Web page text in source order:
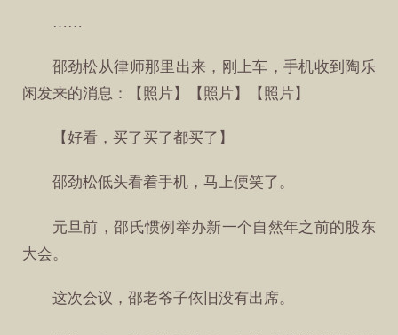
……
邵劲松从律师那里出来，刚上车，手机收到陶乐
闲发来的消息：【照片】【照片】【照片】
【好看，买了买了都买了】
邵劲松低头看着手机，马上便笑了。
元旦前，邵氏惯例举办新一个自然年之前的股东
大会。
这次会议，邵老爷子依旧没有出席。